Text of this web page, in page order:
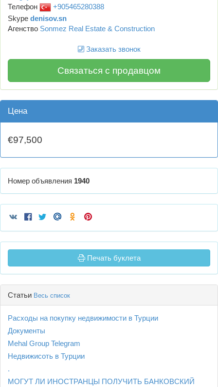
Телефон
+905465280388
Skype denisov.sn
Агенство Sonmez Real Estate & Construction
Заказать звонок
Связаться с продавцом
Цена
€97,500
Номер объявления 1940
Печать буклета
Статьи Весь список
Расходы на покупку недвижимости в Турции
Документы
Mehal Group Telegram
Недвижисоть в Турции
.
МОГУТ ЛИ ИНОСТРАНЦЫ ПОЛУЧИТЬ БАНКОВСКИЙ